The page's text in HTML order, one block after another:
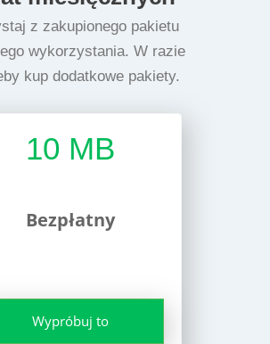
z zakupionego pakietu
wykorzystania. W razie
kup dodatkowe pakiety.
10 MB
Bezpłatny
Wypróbuj to